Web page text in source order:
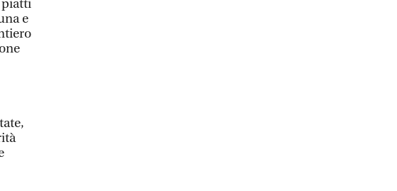
piatti
e